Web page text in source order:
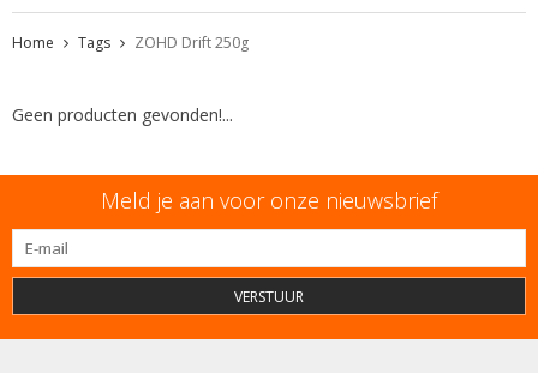
Home Tags ZOHD Drift 250g
Geen producten gevonden!...
Meld je aan voor onze nieuwsbrief
VERSTUUR